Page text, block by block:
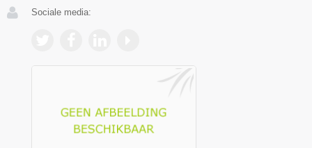
Sociale media: